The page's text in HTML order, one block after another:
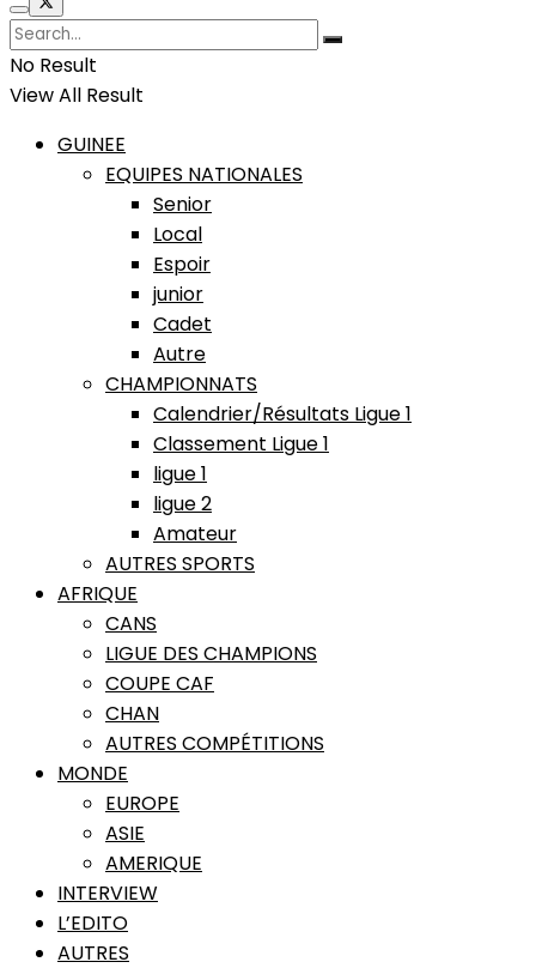
No Result
View All Result
GUINEE
EQUIPES NATIONALES
Senior
Local
Espoir
junior
Cadet
Autre
CHAMPIONNATS
Calendrier/Résultats Ligue 1
Classement Ligue 1
ligue 1
ligue 2
Amateur
AUTRES SPORTS
AFRIQUE
CANS
LIGUE DES CHAMPIONS
COUPE CAF
CHAN
AUTRES COMPÉTITIONS
MONDE
EUROPE
ASIE
AMERIQUE
INTERVIEW
L’EDITO
AUTRES